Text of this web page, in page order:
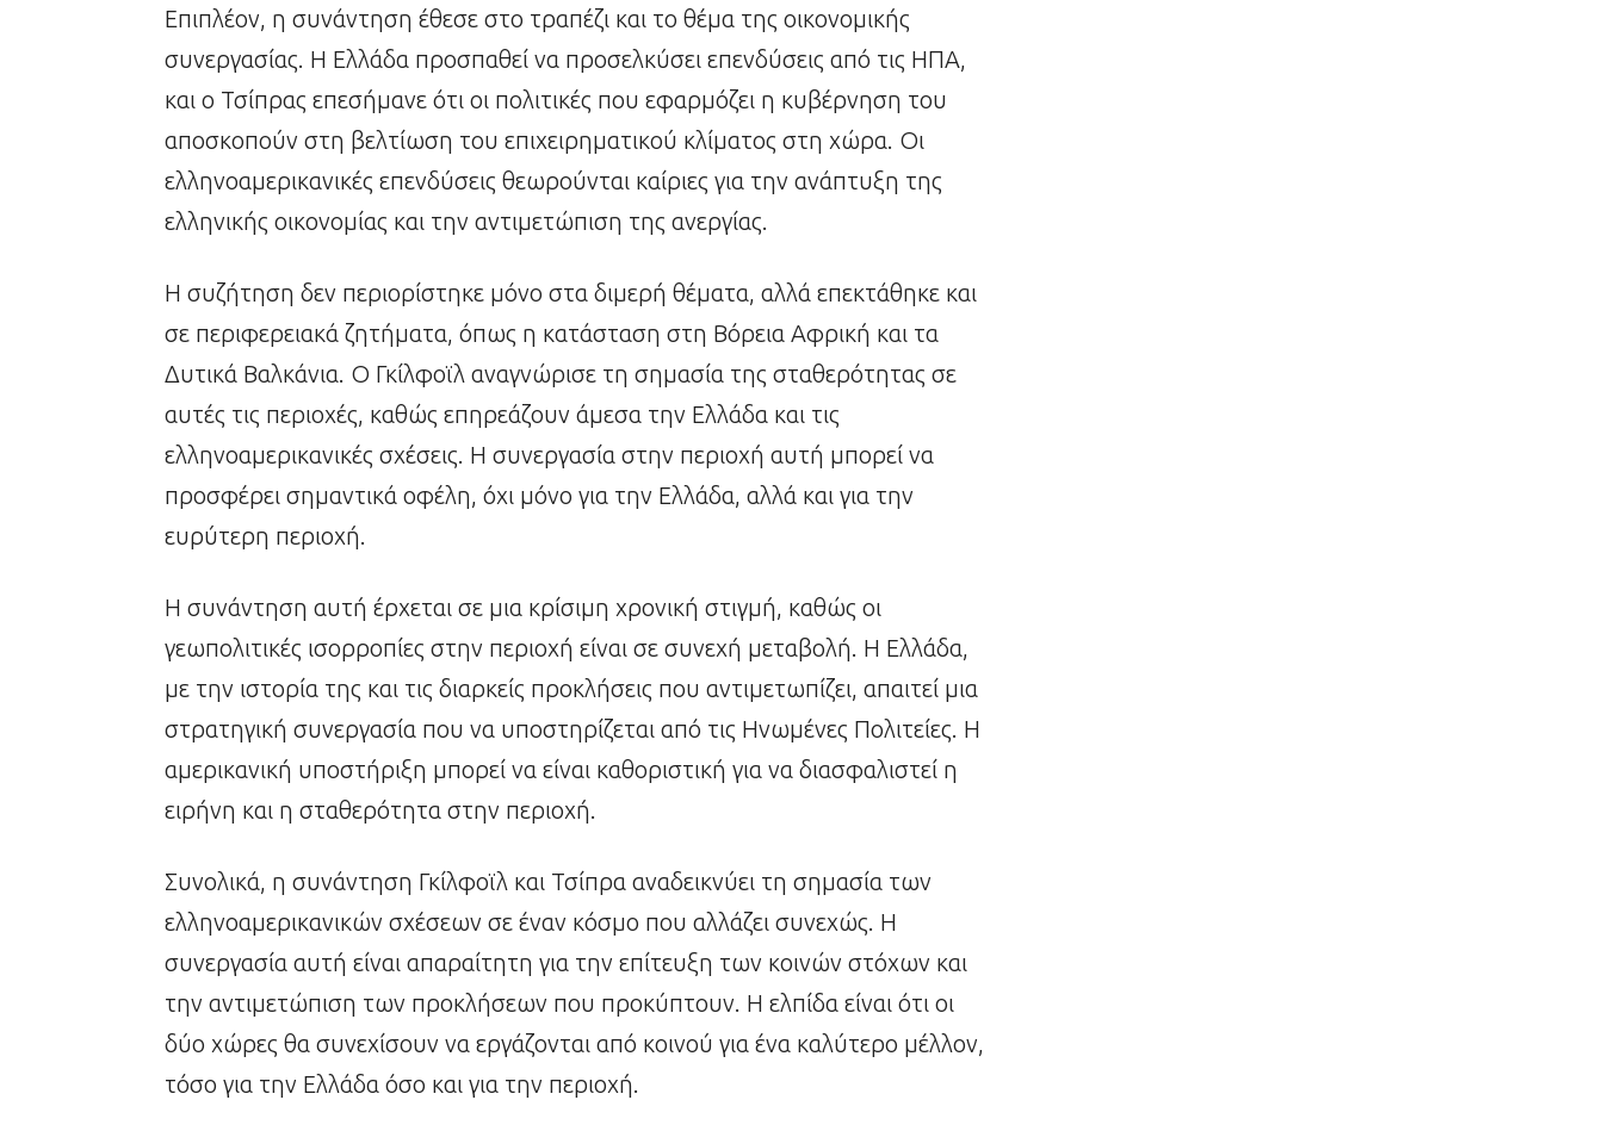
Επιπλέον, η συνάντηση έθεσε στο τραπέζι και το θέμα της οικονομικής
συνεργασίας. Η Ελλάδα προσπαθεί να προσελκύσει επενδύσεις από τις ΗΠΑ,
και ο Τσίπρας επεσήμανε ότι οι πολιτικές που εφαρμόζει η κυβέρνηση του
αποσκοπούν στη βελτίωση του επιχειρηματικού κλίματος στη χώρα. Οι
ελληνοαμερικανικές επενδύσεις θεωρούνται καίριες για την ανάπτυξη της
ελληνικής οικονομίας και την αντιμετώπιση της ανεργίας.
Η συζήτηση δεν περιορίστηκε μόνο στα διμερή θέματα, αλλά επεκτάθηκε και
σε περιφερειακά ζητήματα, όπως η κατάσταση στη Βόρεια Αφρική και τα
Δυτικά Βαλκάνια. Ο Γκίλφοϊλ αναγνώρισε τη σημασία της σταθερότητας σε
αυτές τις περιοχές, καθώς επηρεάζουν άμεσα την Ελλάδα και τις
ελληνοαμερικανικές σχέσεις. Η συνεργασία στην περιοχή αυτή μπορεί να
προσφέρει σημαντικά οφέλη, όχι μόνο για την Ελλάδα, αλλά και για την
ευρύτερη περιοχή.
Η συνάντηση αυτή έρχεται σε μια κρίσιμη χρονική στιγμή, καθώς οι
γεωπολιτικές ισορροπίες στην περιοχή είναι σε συνεχή μεταβολή. Η Ελλάδα,
με την ιστορία της και τις διαρκείς προκλήσεις που αντιμετωπίζει, απαιτεί μια
στρατηγική συνεργασία που να υποστηρίζεται από τις Ηνωμένες Πολιτείες. Η
αμερικανική υποστήριξη μπορεί να είναι καθοριστική για να διασφαλιστεί η
ειρήνη και η σταθερότητα στην περιοχή.
Συνολικά, η συνάντηση Γκίλφοϊλ και Τσίπρα αναδεικνύει τη σημασία των
ελληνοαμερικανικών σχέσεων σε έναν κόσμο που αλλάζει συνεχώς. Η
συνεργασία αυτή είναι απαραίτητη για την επίτευξη των κοινών στόχων και
την αντιμετώπιση των προκλήσεων που προκύπτουν. Η ελπίδα είναι ότι οι
δύο χώρες θα συνεχίσουν να εργάζονται από κοινού για ένα καλύτερο μέλλον,
τόσο για την Ελλάδα όσο και για την περιοχή.